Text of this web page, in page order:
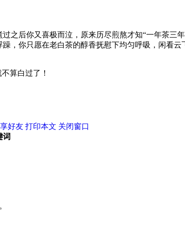
之后你又喜极而泣，原来历尽煎熬才知“一年茶三
，你只愿在老白茶的醇香抚慰下均匀呼吸，闲看
算白过了！
好友 打印本文 关闭窗口
词